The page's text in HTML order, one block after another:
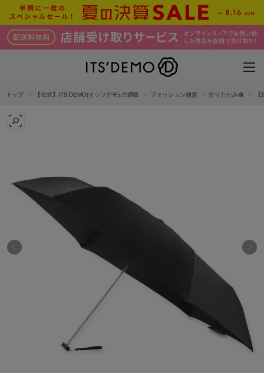
トップ 【公式】ITS'DEMO(イッツデモ) の通販 ファッション雑貨 折りたたみ傘